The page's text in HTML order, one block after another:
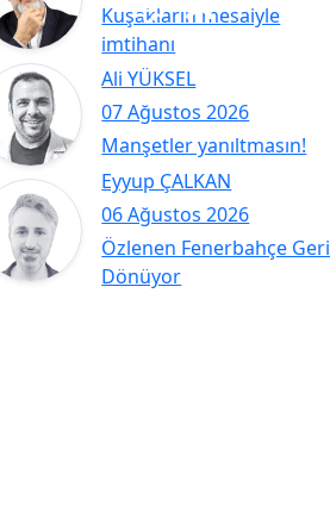
Kuşakların mesaiyle
imtihanı
Ali YÜKSEL
07 Ağustos 2026
Manşetler yanıltmasın!
Eyyup ÇALKAN
06 Ağustos 2026
Özlenen Fenerbahçe Geri
Dönüyor